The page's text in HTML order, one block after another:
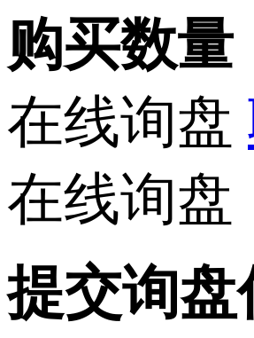
购买数量
在线询盘
在线询盘
提交询